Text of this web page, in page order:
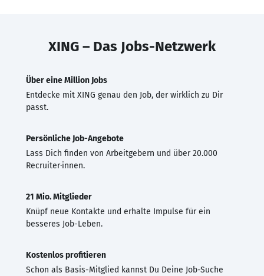
XING – Das Jobs-Netzwerk
Über eine Million Jobs
Entdecke mit XING genau den Job, der wirklich zu Dir
passt.
Persönliche Job-Angebote
Lass Dich finden von Arbeitgebern und über 20.000
Recruiter·innen.
21 Mio. Mitglieder
Knüpf neue Kontakte und erhalte Impulse für ein
besseres Job-Leben.
Kostenlos profitieren
Schon als Basis-Mitglied kannst Du Deine Job-Suche